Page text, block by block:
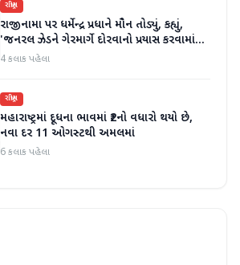
રાષ્ટ્રીય
રાજીનામા પર ધર્મેન્દ્ર પ્રધાને મૌન તોડ્યું, કહ્યું,
'જનરલ ઝેડને ગેરમાર્ગે દોરવાનો પ્રયાસ કરવામાં
આવ્યો, મારા માટે પદ મહત્વનું નથી'
4 કલાક પહેલા
રાષ્ટ્રીય
મહારાષ્ટ્રમાં દૂધના ભાવમાં ₹2નો વધારો થયો છે,
નવા દર 11 ઓગસ્ટથી અમલમાં
6 કલાક પહેલા